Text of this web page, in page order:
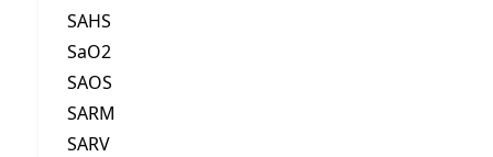
SAHS
SaO2
SAOS
SARM
SARV